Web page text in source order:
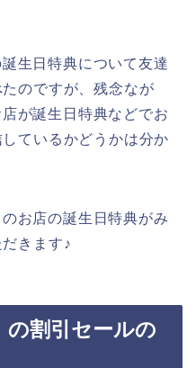
生日特典について友達
のですが、残念なが
が誕生日特典などでお
ているかどうかは分か
お店の誕生日特典がみ
きます♪
の割引セールの